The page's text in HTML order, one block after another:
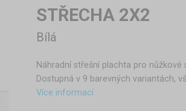
STŘECHA 2X2
Bílá
Náhradní střešní plachta pro nůžkové
Dostupná v 9 barevných variantách,
Více informací